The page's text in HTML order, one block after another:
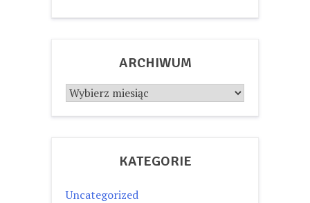
ARCHIWUM
Archiwum
KATEGORIE
Uncategorized